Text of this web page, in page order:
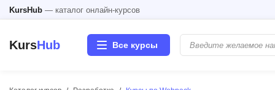
KursHub — каталог онлайн-курсов
KursHub Все курсы